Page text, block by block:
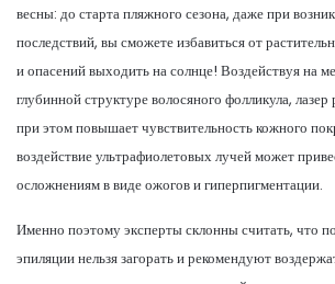
весны: до старта пляжного сезона, даже при
последствий, вы сможете избавиться от
и опасений выходить на солнце! Воздействуя на
глубинной структуре волосяного фолликула,
при этом повышает чувствительность кожного
воздействие ультрафиолетовых лучей может
осложнениям в виде ожогов и гиперпигментации.
Именно поэтому эксперты склонны считать, что
эпиляции нельзя загорать и рекомендуют